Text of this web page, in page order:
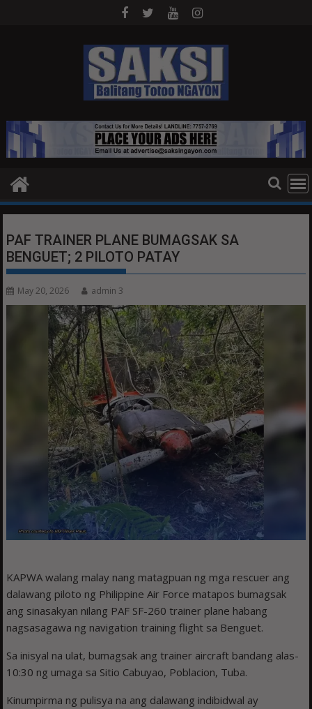
PAF TRAINER PLANE BUMAGSAK SA
BENGUET; 2 PILOTO PATAY
May 20, 2026 admin 3
KAPWA walang malay nang matagpuan ng mga rescuer ang
dalawang piloto ng Philippine Air Force matapos bumagsak
ang sinasakyan nilang PAF SF-260 trainer plane habang
nagsasagawa ng navigation training flight sa Benguet.
Sa inisyal na ulat, bumagsak ang trainer aircraft bandang alas-
10:30 ng umaga sa Sitio Cabuyao, Poblacion, Tuba.
Kinumpirma ng pulisya na ang dalawang indibidwal ay